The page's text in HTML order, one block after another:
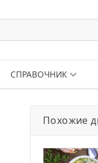
СПРАВОЧНИК
Похожие